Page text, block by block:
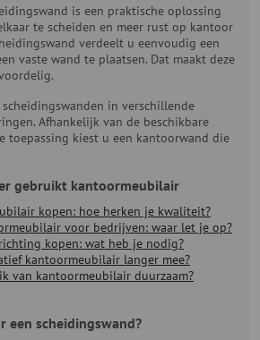
is een praktische oplossing
te scheiden en meer rust op kantoor
verdeelt u eenvoudig een
vaste wand te plaatsen. Dat maakt deze
in verschillende
Afhankelijk van de beschikbare
toepassing kiest u een kantoorwand die
gebruikt kantoormeubilair
kopen: hoe herken je kwaliteit?
voor bedrijven: waar let je op?
kopen: wat heb je nodig?
kantoormeubilair langer mee?
van kantoormeubilair duurzaam?
een scheidingswand?